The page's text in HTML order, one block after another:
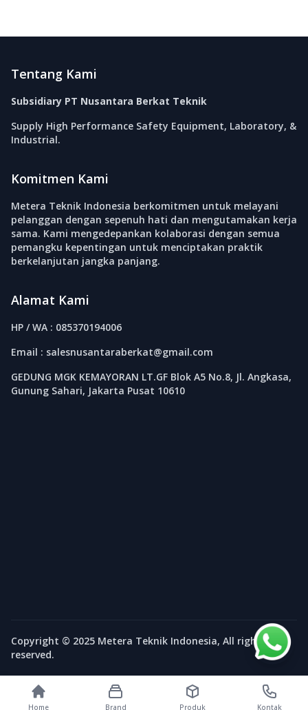
Tentang Kami
Subsidiary PT Nusantara Berkat Teknik
Supply High Performance Safety Equipment, Laboratory, &
Industrial.
Komitmen Kami
Metera Teknik Indonesia berkomitmen untuk melayani
pelanggan dengan sepenuh hati dan mengutamakan kerja
sama. Kami mengedepankan kolaborasi dengan semua
pemangku kepentingan untuk menciptakan praktik
berkelanjutan jangka panjang.
Alamat Kami
HP / WA : 085370194006
Email : salesnusantaraberkat@gmail.com
GEDUNG MGK KEMAYORAN LT.GF Blok A5 No.8, Jl. Angkasa,
Gunung Sahari, Jakarta Pusat 10610
Copyright © 2025 Metera Teknik Indonesia, All rights
reserved.
Home Brand Produk Kontak